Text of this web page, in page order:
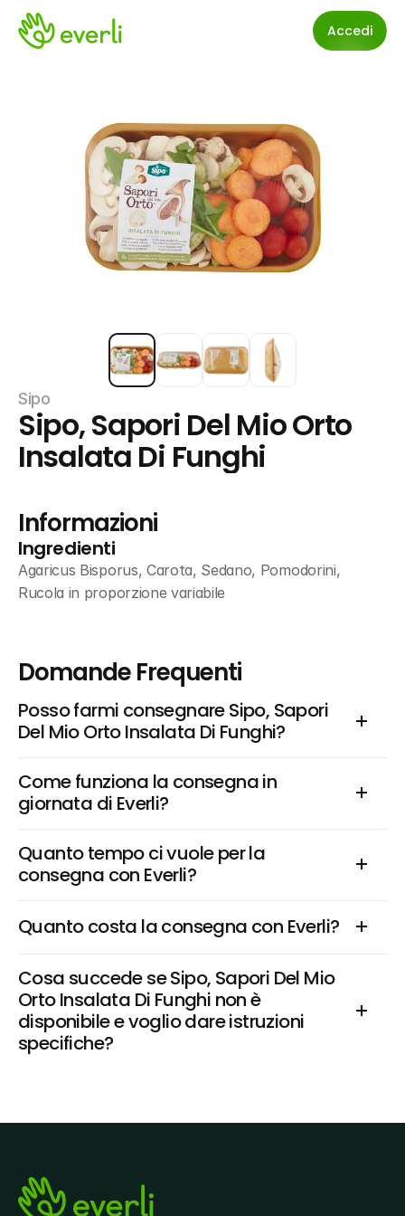
Accedi
Sipo
Sipo, Sapori Del Mio Orto
Insalata Di Funghi
Informazioni
Ingredienti
Agaricus Bisporus, Carota, Sedano, Pomodorini,
Rucola in proporzione variabile
Domande Frequenti
Posso farmi consegnare Sipo, Sapori
Del Mio Orto Insalata Di Funghi?
Come funziona la consegna in
giornata di Everli?
Quanto tempo ci vuole per la
consegna con Everli?
Quanto costa la consegna con Everli?
Cosa succede se Sipo, Sapori Del Mio
Orto Insalata Di Funghi non è
disponibile e voglio dare istruzioni
specifiche?